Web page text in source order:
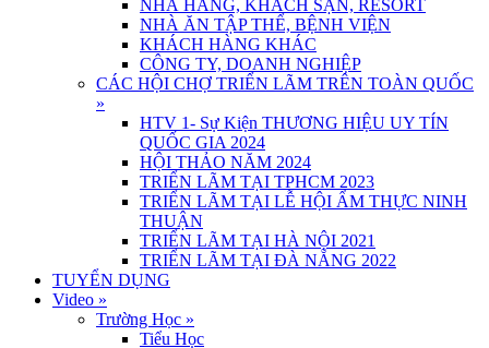
NHÀ HÀNG, KHÁCH SẠN, RESORT
NHÀ ĂN TẬP THỂ, BỆNH VIỆN
KHÁCH HÀNG KHÁC
CÔNG TY, DOANH NGHIỆP
CÁC HỘI CHỢ TRIỂN LÃM TRÊN TOÀN QUỐC
»
HTV 1- Sự Kiện THƯƠNG HIỆU UY TÍN
QUỐC GIA 2024
HỘI THẢO NĂM 2024
TRIỂN LÃM TẠI TPHCM 2023
TRIỂN LÃM TẠI LỄ HỘI ẨM THỰC NINH
THUẬN
TRIỂN LÃM TẠI HÀ NỘI 2021
TRIỂN LÃM TẠI ĐÀ NẴNG 2022
TUYỂN DỤNG
Video »
Trường Học »
Tiểu Học